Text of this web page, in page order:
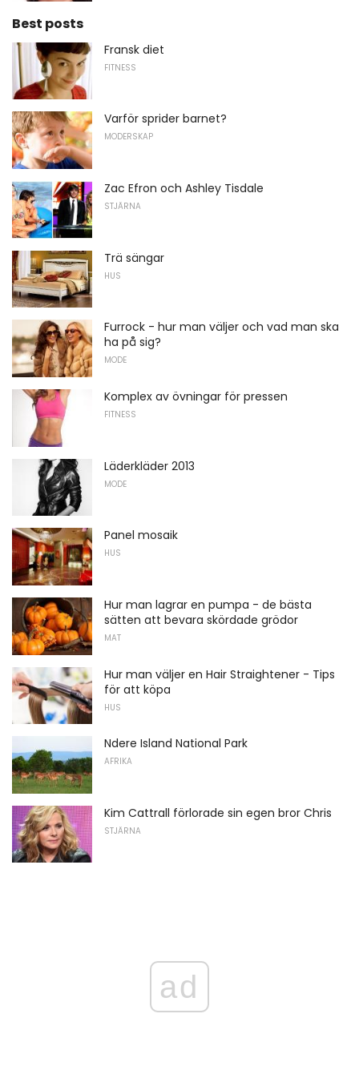
Best posts
Fransk diet
FITNESS
Varför sprider barnet?
MODERSKAP
Zac Efron och Ashley Tisdale
STJÄRNA
Trä sängar
HUS
Furrock - hur man väljer och vad man ska
ha på sig?
MODE
Komplex av övningar för pressen
FITNESS
Läderkläder 2013
MODE
Panel mosaik
HUS
Hur man lagrar en pumpa - de bästa
sätten att bevara skördade grödor
MAT
Hur man väljer en Hair Straightener - Tips
för att köpa
HUS
Ndere Island National Park
AFRIKA
Kim Cattrall förlorade sin egen bror Chris
STJÄRNA
ad